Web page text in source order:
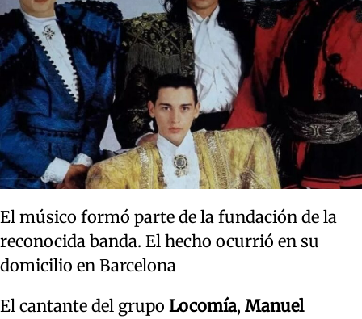
El músico formó parte de la fundación de la
reconocida banda. El hecho ocurrió en su
domicilio en Barcelona
El cantante del grupo Locomía, Manuel